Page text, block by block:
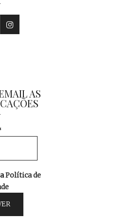
AS
Política de